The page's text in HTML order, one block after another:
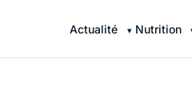
Actualité Nutrition